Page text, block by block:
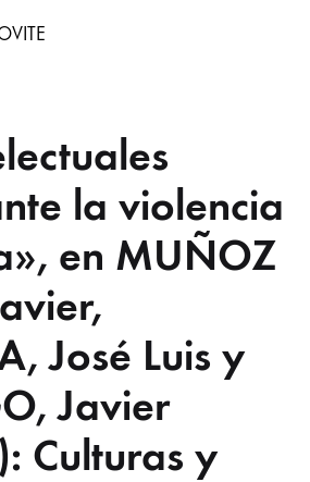
la violencia
en MUÑOZ
José Luis y
Javier
Culturas y